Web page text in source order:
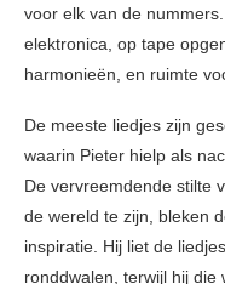
voor elk van de
elektronica, op tape
harmonieën, en ruimte
De meeste liedjes zijn
waarin Pieter hielp als
De vervreemdende stilte
de wereld te zijn, bleken
inspiratie. Hij liet de
ronddwalen, terwijl hij